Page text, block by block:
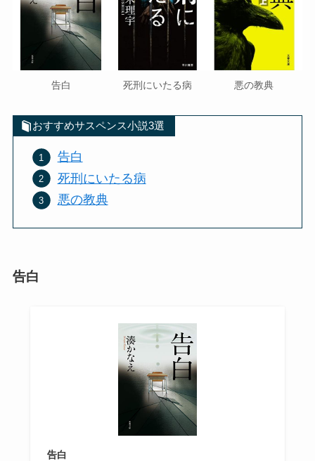
告白 死刑にいたる病 悪の教典
おすすめサスペンス小説3選
告白
死刑にいたる病
悪の教典
告白
告白